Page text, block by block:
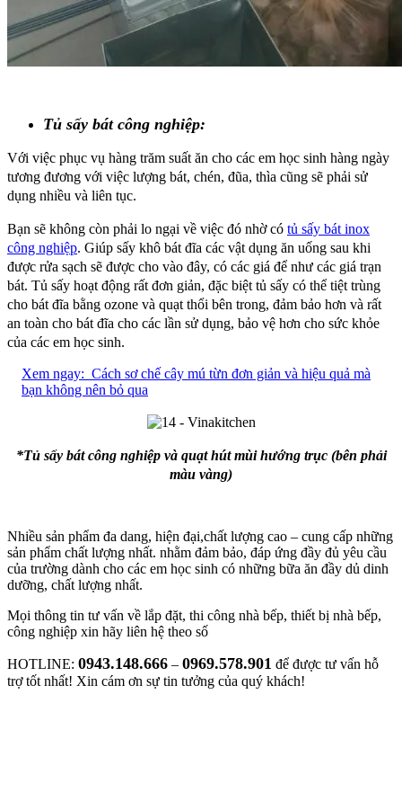
Tủ sấy bát công nghiệp:
Với việc phục vụ hàng trăm suất ăn cho các em học sinh hàng ngày
tương đương với việc lượng bát, chén, đũa, thìa cũng sẽ phải sử
dụng nhiều và liên tục.
Bạn sẽ không còn phải lo ngại về việc đó nhờ có tủ sấy bát inox
công nghiệp. Giúp sấy khô bát đĩa các vật dụng ăn uống sau khi
được rửa sạch sẽ được cho vào đây, có các giá để như các giá trạn
bát. Tủ sấy hoạt động rất đơn giản, đặc biệt tủ sấy có thể tiệt trùng
cho bát đĩa bằng ozone và quạt thổi bên trong, đảm bảo hơn và rất
an toàn cho bát đĩa cho các lần sử dụng, bảo vệ hơn cho sức khỏe
của các em học sinh.
Xem ngay: Cách sơ chế cây mú từn đơn giản và hiệu quả mà
bạn không nên bỏ qua
*Tủ sấy bát công nghiệp và quạt hút mùi hướng trục (bên phải
màu vàng)
Nhiều sản phẩm đa dang, hiện đại,chất lượng cao – cung cấp những
sản phẩm chất lượng nhất. nhằm đảm bảo, đáp ứng đầy đủ yêu cầu
của trường dành cho các em học sinh có những bữa ăn đầy dủ dinh
dưỡng, chất lượng nhất.
Mọi thông tin tư vấn về lắp đặt, thi công nhà bếp, thiết bị nhà bếp,
công nghiệp xin hãy liên hệ theo số
HOTLINE: 0943.148.666 – 0969.578.901 để được tư vấn hỗ
trợ tốt nhất! Xin cám ơn sự tin tưởng của quý khách!